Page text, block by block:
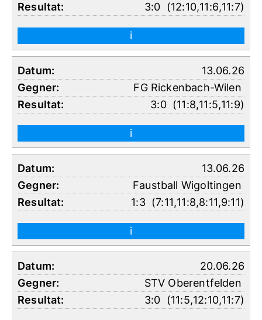
3:0 (12:10,11:6,11:7)
i
13.06.26
FG Rickenbach-Wilen
3:0(11:8,11:5,11:9)
i
13.06.26
Faustball Wigoltingen
1:3(7:11,11:8,8:11,9:11)
i
20.06.26
STV Oberentfelden
3:0 (11:5,12:10,11:7)